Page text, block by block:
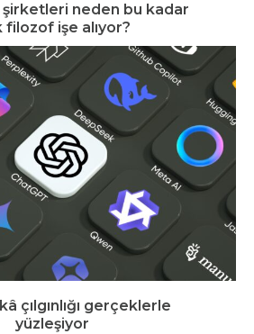
şirketleri neden bu kadar
filozof işe alıyor?
çılgınlığı gerçeklerle
yüzleşiyor